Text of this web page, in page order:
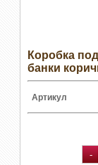
Коробка
банки
Артикул